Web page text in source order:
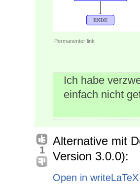
Permanenter link
Ich habe
einfach nicht
1
Alternative mit
Version 3.0.0):
Open in writeLaTeX